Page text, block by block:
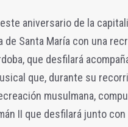
aniversario de la
de Santa María con una
que desfilará
que, durante su
musulmana,
II que desfilará junto